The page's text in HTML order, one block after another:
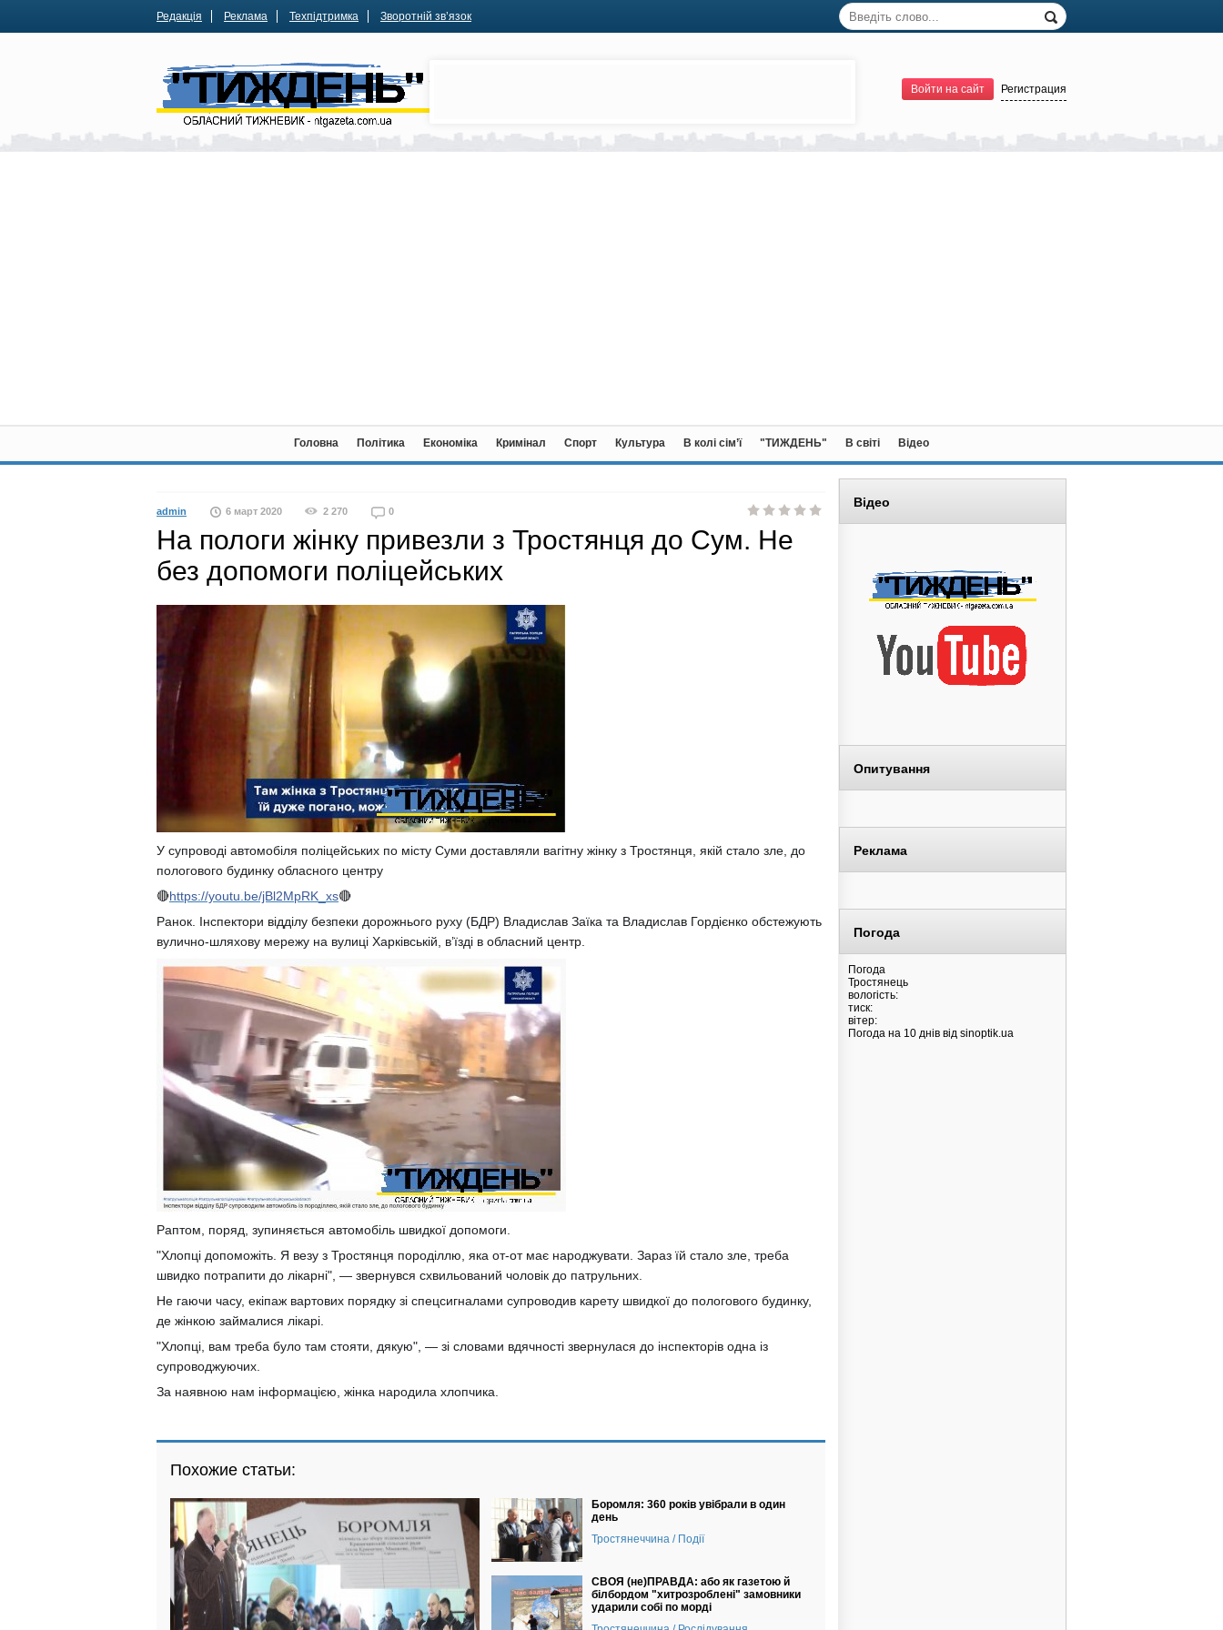
Редакція Реклама Техпідтримка Зворотній зв’язок
Войти на сайт Регистрация
Головна Політика Економіка Кримінал Спорт Культура В колі сім’ї "ТИЖДЕНЬ" В світі Відео
admin 6 март 2020 2 270 0
На пологи жінку привезли з Тростянця до Сум. Не
без допомоги поліцейських
У супроводі автомобіля поліцейських по місту Суми доставляли вагітну жінку з Тростянця, якій стало зле, до
пологового будинку обласного центру
🔴https://youtu.be/jBl2MpRK_xs🔴
Ранок. Інспектори відділу безпеки дорожнього руху (БДР) Владислав Заїка та Владислав Гордієнко обстежують
вулично-шляхову мережу на вулиці Харківській, в’їзді в обласний центр.
Раптом, поряд, зупиняється автомобіль швидкої допомоги.
"Хлопці допоможіть. Я везу з Тростянця породіллю, яка от-от має народжувати. Зараз їй стало зле, треба
швидко потрапити до лікарні", — звернувся схвильований чоловік до патрульних.
Не гаючи часу, екіпаж вартових порядку зі спецсигналами супроводив карету швидкої до пологового будинку,
де жінкою займалися лікарі.
"Хлопці, вам треба було там стояти, дякую", — зі словами вдячності звернулася до інспекторів одна із
супроводжуючих.
За наявною нам інформацією, жінка народила хлопчика.
Похожие статьи:
Боромля: 360 років увібрали в один
день
Тростянеччина / Події
СВОЯ (не)ПРАВДА: або як газетою й
білбордом "хитрозроблені" замовники
ударили собі по морді
Відео
Опитування
Реклама
Погода
Погода
Тростянець
вологість:
тиск:
вітер:
Погода на 10 днів від sinoptik.ua